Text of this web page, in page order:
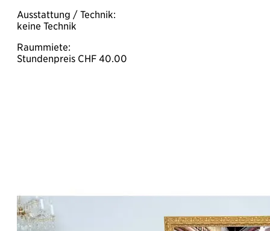
Ausstattung / Technik:
keine Technik
Raummiete:
Stundenpreis CHF 40.00